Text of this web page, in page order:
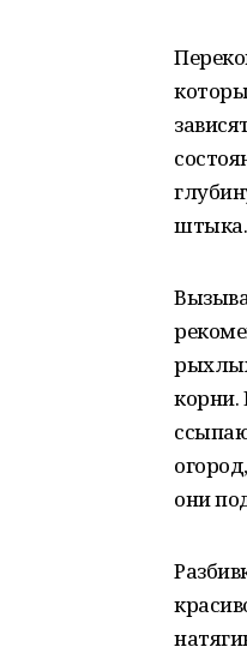
штыка.
корни.
они